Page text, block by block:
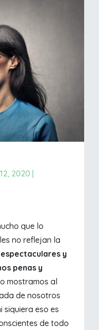
2020
que lo
no reflejan la
y
penas y
mostramos al
de nosotros
siquiera eso es
de todo